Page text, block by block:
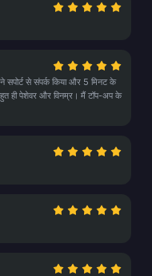
सपोर्ट से संपर्क किया और 5 मिनट के
ही पेशेवर और विनम्र। मैं टॉप-अप के